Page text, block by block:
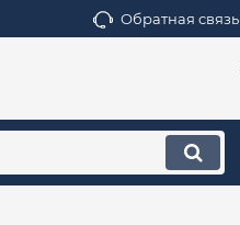
Обратная связь